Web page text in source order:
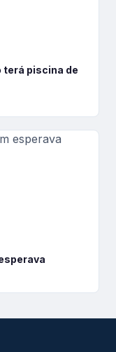
terá piscina de